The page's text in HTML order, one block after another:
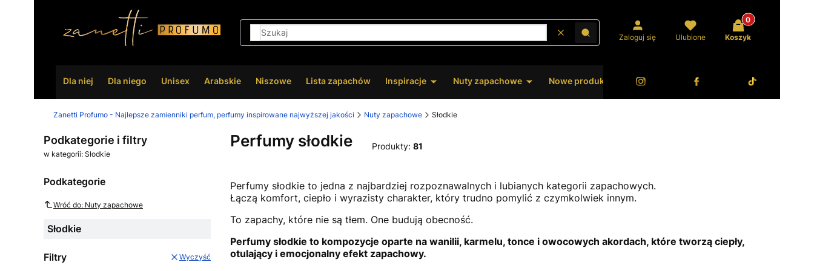
WyczyśćSzukaj Zaloguj się Ulubione
Produkty w
Koszyk
Dla niej Dla niego Unisex Arabskie Niszowe Lista zapachów Inspiracje Nuty zapachowe Nowe produkty Bestsellery
Zanetti Profumo - Najlepsze zamienniki perfum, perfumy inspirowane najwyższej jakości Nuty zapachowe Słodkie
Podkategorie i filtry
w kategorii: Słodkie
Podkategorie
Wróć do: Nuty zapachowe
Słodkie
Filtry Wyczyść
Perfumy słodkie Produkty: 81
Perfumy słodkie to jedna z najbardziej rozpoznawalnych i lubianych kategorii zapachowych.
Łączą komfort, ciepło i wyrazisty charakter, który trudno pomylić z czymkolwiek innym.
To zapachy, które nie są tłem. One budują obecność.
Perfumy słodkie to kompozycje oparte na wanilii, karmelu, tonce i owocowych akordach, które tworzą ciepły,
otulający i emocjonalny efekt zapachowy.